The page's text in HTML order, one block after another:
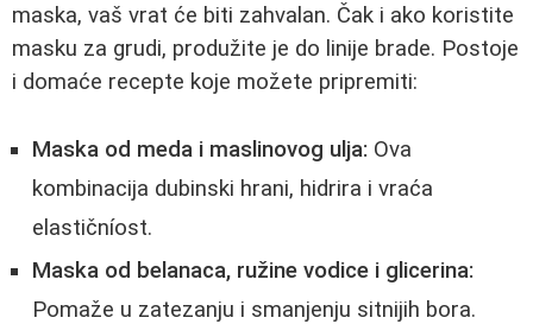
maska, vaš vrat će biti zahvalan. Čak i ako koristite
masku za grudi, produžite je do linije brade. Postoje
i domaće recepte koje možete pripremiti:
Maska od meda i maslinovog ulja: Ova
kombinacija dubinski hrani, hidrira i vraća
elastičníost.
Maska od belanaca, ružine vodice i glicerina:
Pomaže u zatezanju i smanjenju sitnijih bora.